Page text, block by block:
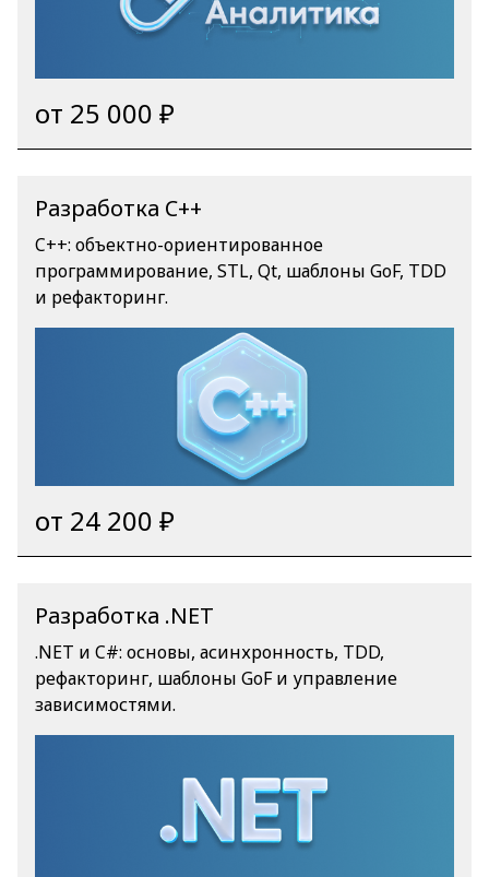
HR, финансах, маркетинге, продажах и т.д.).
Внедряйте ИИ эффективно: от личных навыков
от 25 000 ₽
Разработка C++
C++: объектно-ориентированное
программирование, STL, Qt, шаблоны GoF, TDD
и рефакторинг.
от 24 200 ₽
Разработка .NET
.NET и C#: основы, асинхронность, TDD,
рефакторинг, шаблоны GoF и управление
зависимостями.